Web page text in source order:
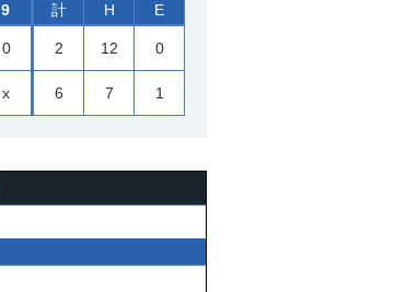
9 計 H E
0 2 12 0
x 6 7 1